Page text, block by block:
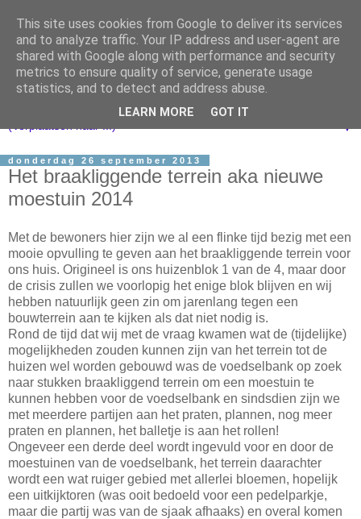
▼
donderdag 26 september 2013
Het braakliggende terrein aka nieuwe
moestuin 2014
Met de bewoners hier zijn we al een flinke tijd bezig met een
mooie opvulling te geven aan het braakliggende terrein voor
ons huis. Origineel is ons huizenblok 1 van de 4, maar door
de crisis zullen we voorlopig het enige blok blijven en wij
hebben natuurlijk geen zin om jarenlang tegen een
bouwterrein aan te kijken als dat niet nodig is.
Rond de tijd dat wij met de vraag kwamen wat de (tijdelijke)
mogelijkheden zouden kunnen zijn van het terrein tot de
huizen wel worden gebouwd was de voedselbank op zoek
naar stukken braakliggend terrein om een moestuin te
kunnen hebben voor de voedselbank en sindsdien zijn we
met meerdere partijen aan het praten, plannen, nog meer
praten en plannen, het balletje is aan het rollen!
Ongeveer een derde deel wordt ingevuld voor en door de
moestuinen van de voedselbank, het terrein daarachter
wordt een wat ruiger gebied met allerlei bloemen, hopelijk
een uitkijktoren (was ooit bedoeld voor een pedelparkje,
maar die partij was van de sjaak afhaaks) en overal komen
This site uses cookies from Google to deliver its services
and to analyze traffic. Your IP address and user-agent are
shared with Google along with performance and security
metrics to ensure quality of service, generate usage
statistics, and to detect and address abuse.
LEARN MORE GOT IT